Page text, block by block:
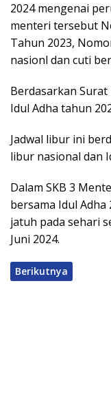
2024 mengenai
menteri tersebut
Tahun 2023,
nasionl dan cuti
Berdasarkan
Idul Adha tahun
Jadwal libur ini
libur nasional dan
Dalam SKB 3
bersama Idul Adha
jatuh pada sehari
Juni 2024.
Berikutnya